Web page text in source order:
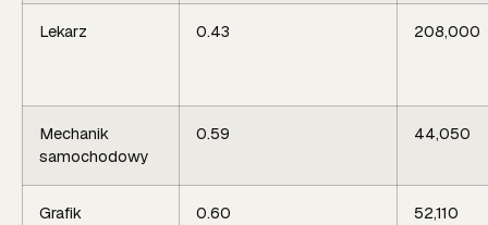
Lekarz 0.43 208,000
Mechanik
samochodowy
0.59 44,050
Grafik
0.60 52,110